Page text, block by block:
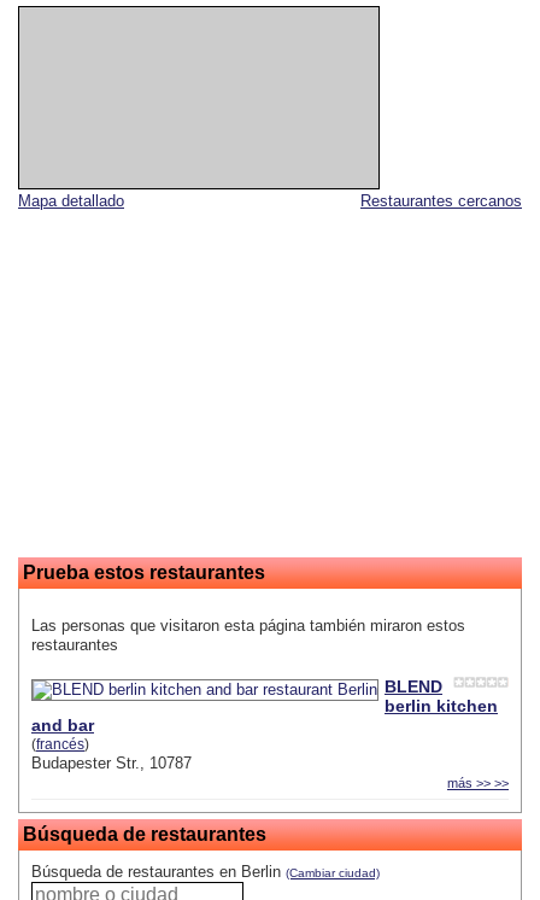
Restaurantes cercanos
Mapa detallado
Prueba estos restaurantes
Las personas que visitaron esta página también miraron estos
restaurantes
BLEND
berlin kitchen
and bar
(francés)
Budapester Str., 10787
más >> >>
Búsqueda de restaurantes
Búsqueda de restaurantes en Berlin (Cambiar ciudad)